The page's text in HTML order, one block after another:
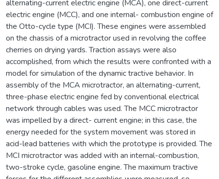
alternating-current electric engine (MCA), one direct-current
electric engine (MCC), and one internal- combustion engine of
the Otto-cycle type (MCI). These engines were assembled
on the chassis of a microtractor used in revolving the coffee
cherries on drying yards. Traction assays were also
accomplished, from which the results were confronted with a
model for simulation of the dynamic tractive behavior. In
assembly of the MCA microtractor, an alternating-current,
three-phase electric engine fed by conventional electrical
network through cables was used. The MCC microtractor
was impelled by a direct- current engine; in this case, the
energy needed for the system movement was stored in
acid-lead batteries with which the prototype is provided. The
MCI microtractor was added with an internal-combustion,
two-stroke cycle, gasoline engine. The maximum tractive